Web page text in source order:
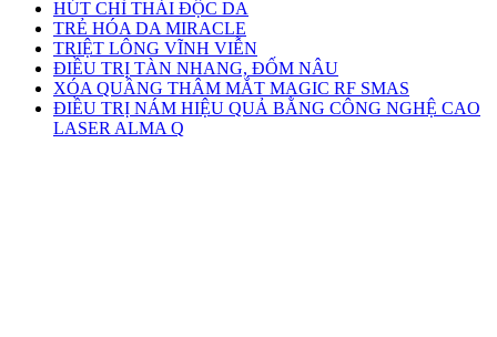
HÚT CHÌ THẢI ĐỘC DA
TRẺ HÓA DA MIRACLE
TRIỆT LÔNG VĨNH VIỄN
ĐIỀU TRỊ TÀN NHANG, ĐỐM NÂU
XÓA QUẦNG THÂM MẮT MAGIC RF SMAS
ĐIỀU TRỊ NÁM HIỆU QUẢ BẰNG CÔNG NGHỆ CAO
LASER ALMA Q